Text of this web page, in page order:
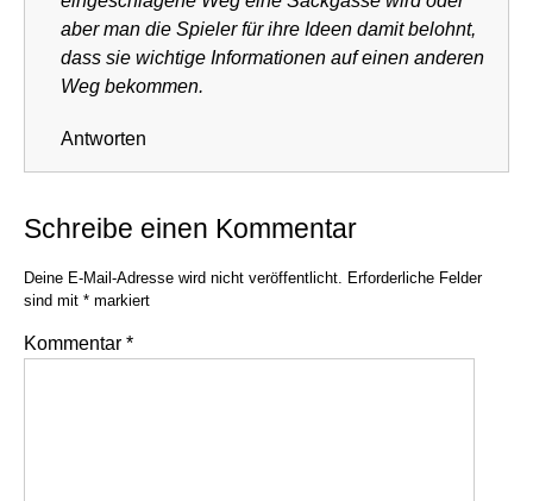
aber man die Spieler für ihre Ideen damit belohnt,
dass sie wichtige Informationen auf einen anderen
Weg bekommen.
Antworten
Schreibe einen Kommentar
Deine E-Mail-Adresse wird nicht veröffentlicht. Erforderliche Felder
sind mit * markiert
Kommentar *